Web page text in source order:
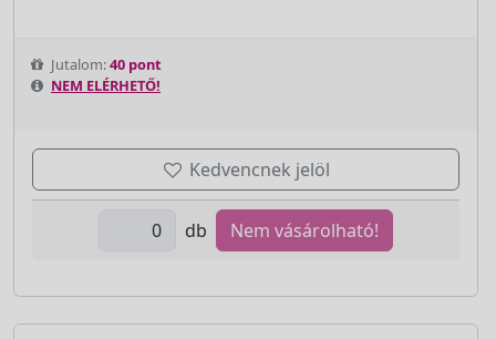
Jutalom:40 pont
NEM ELÉRHETŐ!
Kedvencnek jelöl
db Nem vásárolható!